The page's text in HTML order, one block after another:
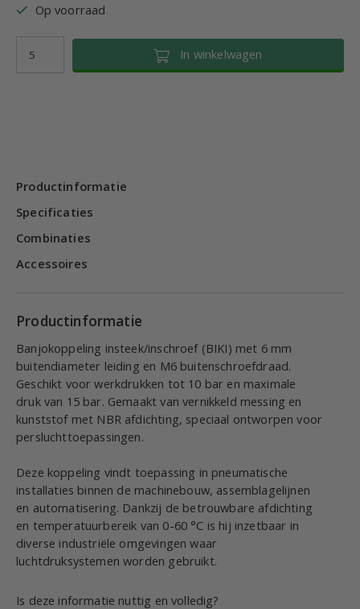
Op voorraad
In winkelwagen
Productinformatie
Specificaties
Combinaties
Accessoires
Productinformatie
Banjokoppeling insteek/inschroef (BIKI) met 6 mm
buitendiameter leiding en M6 buitenschroefdraad.
Geschikt voor werkdrukken tot 10 bar en maximale
druk van 15 bar. Gemaakt van vernikkeld messing en
kunststof met NBR afdichting, speciaal ontworpen voor
persluchttoepassingen.
Deze koppeling vindt toepassing in pneumatische
installaties binnen de machinebouw, assemblagelijnen
en automatisering. Dankzij de betrouwbare afdichting
en temperatuurbereik van 0-60 °C is hij inzetbaar in
diverse industriële omgevingen waar
luchtdruksystemen worden gebruikt.
Is deze informatie nuttig en volledig?